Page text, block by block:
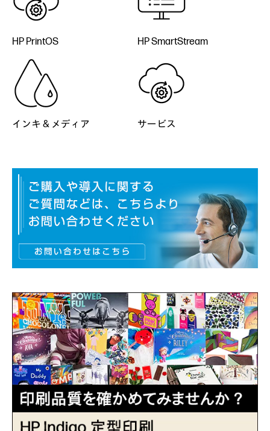
HP PrintOS HP SmartStream
インキ & メディア サービス